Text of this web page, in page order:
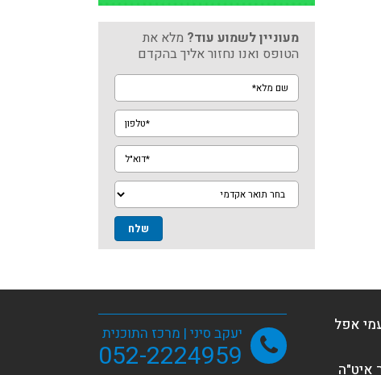
מעוניין לשמוע עוד? מלא את
הטופס ואנו נחזור אליך בהקדם
שם
מלא*
טלפון*
דוא"ל*
מגמה
אפל
יעקב סיני | מרכז התוכנית
052-2224959